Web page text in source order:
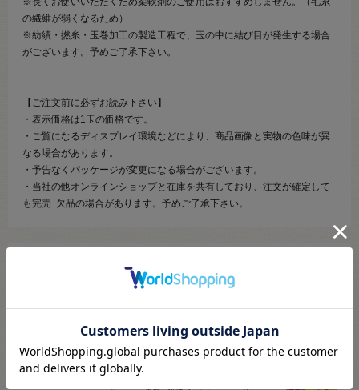
の繊維が弱くなるため）
※紡績・撚糸・玉巻加工の製造工程で、玉の中に結び目が発生する場合
がございます。予めご了承下さい。
【ご注文前に必ずお読み下さい】
・表示価格は1玉の価格です。
・ご覧になるディスプレイ環境などにより、商品画像と実物の色味が異
なる場合があります。
・予告なくパッケージが変更になる場合がございます。
・当社の他オンラインショップと在庫を共有しており、注文が確定して
も完売･欠品の場合があります。予めご了承下さい。